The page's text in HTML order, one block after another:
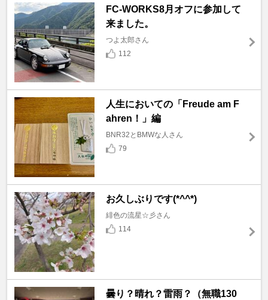
FC-WORKS8月オフに参加して
来ました。
つよ太郎さん
112
人生においての「Freude am F
ahren！」編
BNR32とBMWな人さん
79
お久しぶりです(*^^*)
緋色の流星☆彡さん
114
曇り？晴れ？雷雨？（無職130